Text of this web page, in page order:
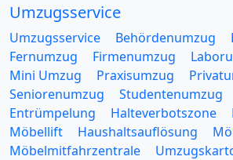
Umzugsservice
Umzugsservice Behördenumzug
Fernumzug
Firmenumzug
Mini Umzug
Praxisumzug
Seniorenumzug
Studentenumzug
Entrümpelung
Halteverbotszone
Möbellift
Haushaltsauflösung
Möbelmitfahrzentrale